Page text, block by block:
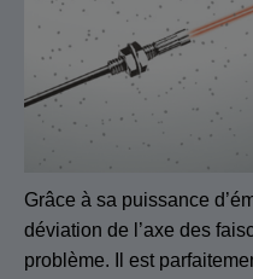
Grâce à sa puissance
déviation de l’axe des
problème. Il est